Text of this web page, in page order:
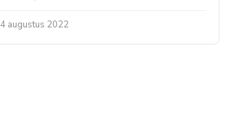
augustus 2022